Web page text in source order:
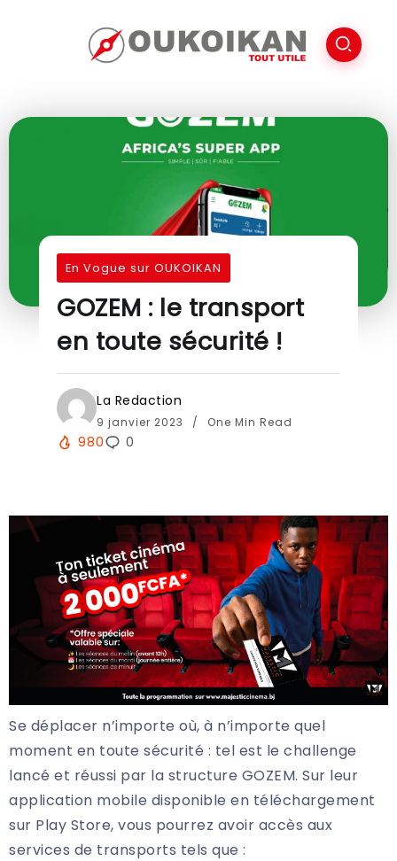
En Vogue sur OUKOIKAN
GOZEM : le transport
en toute sécurité !
La Redaction
9 janvier 2023 One Min Read
980 0
Se déplacer n’importe où, à n’importe quel
moment en toute sécurité : tel est le challenge
lancé et réussi par la structure GOZEM. Sur leur
application mobile disponible en téléchargement
sur Play Store, vous pourrez avoir accès aux
services de transports tels que :